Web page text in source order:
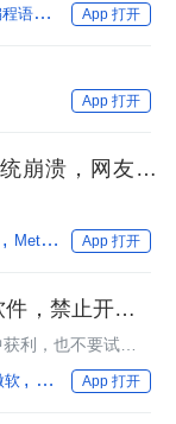
语言 医疗 企业动态
App 打开
App 打开
崩溃，网友：
代码”：深
Meta 微软 Windows
App 打开
，禁止开源项
利，也不要试图
软 编程语言App 打开